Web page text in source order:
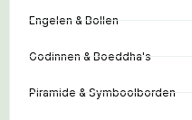
Engelen & Bollen
Godinnen & Boeddha's
Piramide & Symboolborden